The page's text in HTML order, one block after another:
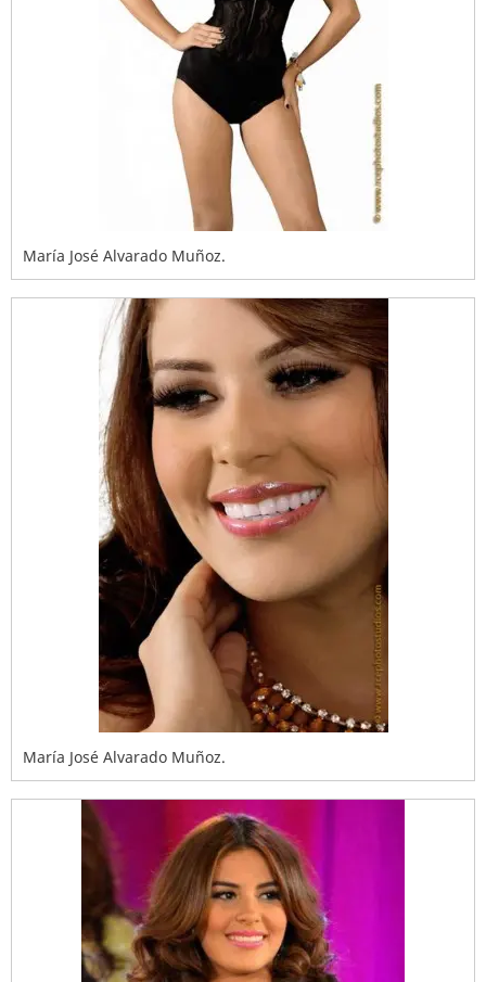
María José Alvarado Muñoz.
María José Alvarado Muñoz.